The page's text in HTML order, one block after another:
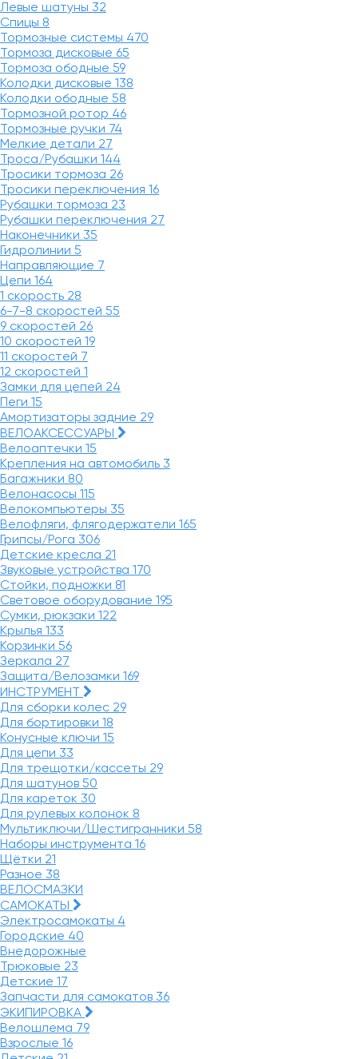
Левые шатуны 32
Спицы 8
Тормозные системы 470
Тормоза дисковые 65
Тормоза ободные 59
Колодки дисковые 138
Колодки ободные 58
Тормозной ротор 46
Тормозные ручки 74
Мелкие детали 27
Троса/Рубашки 144
Тросики тормоза 26
Тросики переключения 16
Рубашки тормоза 23
Рубашки переключения 27
Наконечники 35
Гидролинии 5
Направляющие 7
Цепи 164
1 скорость 28
6-7-8 скоростей 55
9 скоростей 26
10 скоростей 19
11 скоростей 7
12 скоростей 1
Замки для цепей 24
Пеги 15
Амортизаторы задние 29
ВЕЛОАКСЕССУАРЫ
Велоаптечки 15
Крепления на автомобиль 3
Багажники 80
Велонасосы 115
Велокомпьютеры 35
Велофляги, флягодержатели 165
Грипсы/Рога 306
Детские кресла 21
Звуковые устройства 170
Стойки, подножки 81
Световое оборудование 195
Сумки, рюкзаки 122
Крылья 133
Корзинки 56
Зеркала 27
Защита/Велозамки 169
ИНСТРУМЕНТ
Для сборки колес 29
Для бортировки 18
Конусные ключи 15
Для цепи 33
Для трещотки/кассеты 29
Для шатунов 50
Для кареток 30
Для рулевых колонок 8
Мультиключи/Шестигранники 58
Наборы инструмента 16
Щётки 21
Разное 38
ВЕЛОСМАЗКИ
САМОКАТЫ
Электросамокаты 4
Городские 40
Внедорожные
Трюковые 23
Детские 17
Запчасти для самокатов 36
ЭКИПИРОВКА
Велошлема 79
Взрослые 16